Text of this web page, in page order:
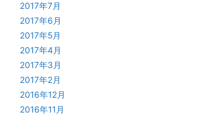
2017年7月
2017年6月
2017年5月
2017年4月
2017年3月
2017年2月
2016年12月
2016年11月